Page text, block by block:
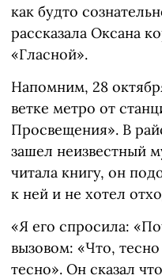
как будто
рассказала Оксана
«Гласной».
Напомним, 28
ветке метро от
Просвещения». В
зашел неизвестный
читала книгу, он
к ней и не хотел
«Я его спросила:
вызовом: «Что,
тесно». Он сказал